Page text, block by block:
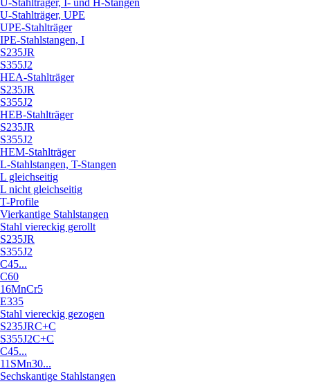
U-Stahlträger, I- und H-Stangen
U-Stahlträger, UPE
UPE-Stahlträger
IPE-Stahlstangen, I
S235JR
S355J2
HEA-Stahlträger
S235JR
S355J2
HEB-Stahlträger
S235JR
S355J2
HEM-Stahlträger
L-Stahlstangen, T-Stangen
L gleichseitig
L nicht gleichseitig
T-Profile
Vierkantige Stahlstangen
Stahl viereckig gerollt
S235JR
S355J2
C45...
C60
16MnCr5
E335
Stahl viereckig gezogen
S235JRC+C
S355J2C+C
C45...
11SMn30...
Sechskantige Stahlstangen